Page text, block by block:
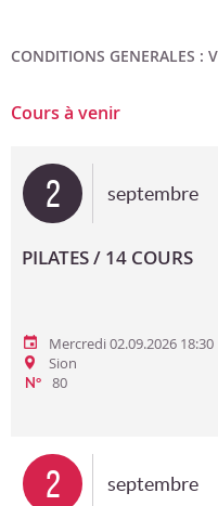
CONDITIONS GENERALES :
Cours à venir
2 septembre
PILATES / 14 COURS
Mercredi 02.09.2026 18:30
Sion
N°
80
2 septembre